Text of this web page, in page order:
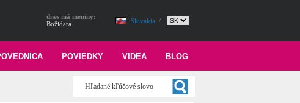
Slovakia /
dnes má meniny:
Božidara
BLOG
VIDEA
POVIEDKY